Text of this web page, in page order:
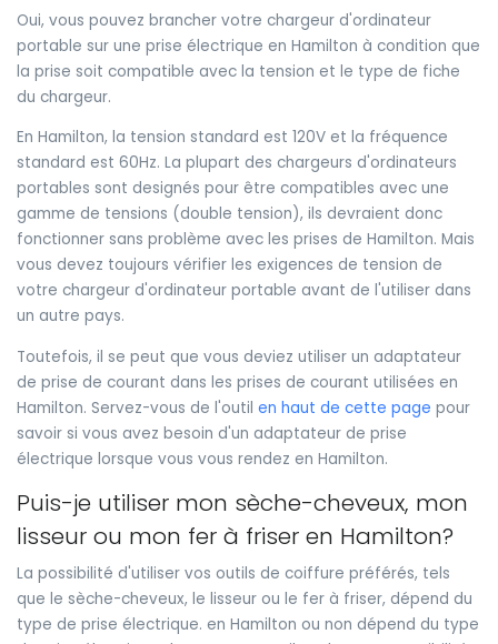
Oui, vous pouvez brancher votre chargeur d'ordinateur
portable sur une prise électrique en Hamilton à condition que
la prise soit compatible avec la tension et le type de fiche
du chargeur.
En Hamilton, la tension standard est 120V et la fréquence
standard est 60Hz. La plupart des chargeurs d'ordinateurs
portables sont designés pour être compatibles avec une
gamme de tensions (double tension), ils devraient donc
fonctionner sans problème avec les prises de Hamilton. Mais
vous devez toujours vérifier les exigences de tension de
votre chargeur d'ordinateur portable avant de l'utiliser dans
un autre pays.
Toutefois, il se peut que vous deviez utiliser un adaptateur
de prise de courant dans les prises de courant utilisées en
Hamilton. Servez-vous de l'outil en haut de cette page pour
savoir si vous avez besoin d'un adaptateur de prise
électrique lorsque vous vous rendez en Hamilton.
Puis-je utiliser mon sèche-cheveux, mon
lisseur ou mon fer à friser en Hamilton?
La possibilité d'utiliser vos outils de coiffure préférés, tels
que le sèche-cheveux, le lisseur ou le fer à friser, dépend du
type de prise électrique. en Hamilton ou non dépend du type